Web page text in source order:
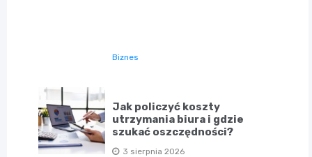
Biznes
Jak policzyć koszty
utrzymania biura i gdzie
szukać oszczędności?
3 sierpnia 2026